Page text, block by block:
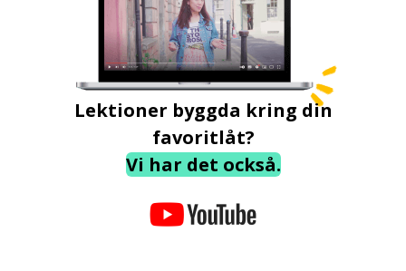
Lektioner byggda kring din
favoritlåt?
Vi har det också.